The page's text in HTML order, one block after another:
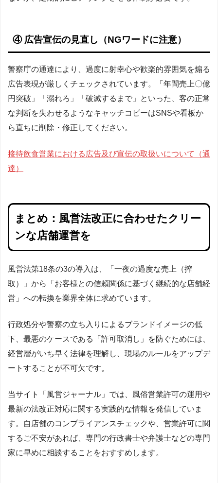
④ 広告宣伝の見直し（NGワードに注意）
警察庁の通達により、過度に射幸心や歓楽的雰囲気を煽る
広告表現が厳しくチェックされています。「年間売上〇億
円突破」「溺れろ」「破滅するまで」といった、客の正常
な判断を失わせるようなキャッチコピーはSNSや看板か
ら直ちに削除・修正してください。
接待飲食営業における広告及び宣伝の取扱いについて（通
達）
まとめ：風営法改正に合わせたクリー
ンな店舗運営を
風営法第18条の3の導入は、「一夜の過度な売上（搾
取）」から「お客様との信頼関係に基づく継続的な店舗経
営」への転換を業界全体に求めています。
行政処分や警察の立ち入りによるブランドイメージの低
下、最悪のケースである「許可取消し」を防ぐためには、
経営層がいち早く法律を理解し、現場のルールをアップデ
ートすることが不可欠です。
当サイト「風営ジャーナル」では、風俗営業許可の運用や
最新の法改正対応に関する実践的な情報を発信していま
す。自店舗のコンプライアンスチェックや、営業許可に関
するご不安があれば、専門の行政書士や弁護士などの専門
家に早めに相談することをおすすめします。